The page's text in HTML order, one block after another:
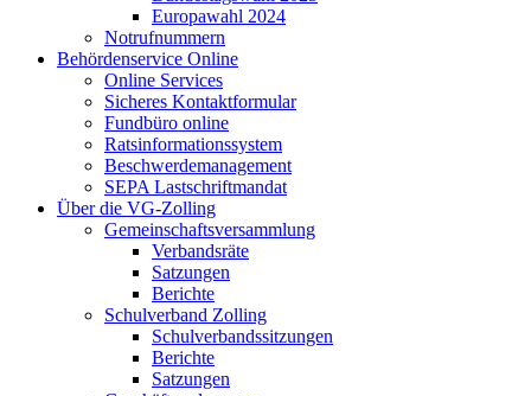
Europawahl 2024
Notrufnummern
Behördenservice Online
Online Services
Sicheres Kontaktformular
Fundbüro online
Ratsinformationssystem
Beschwerdemanagement
SEPA Lastschriftmandat
Über die VG-Zolling
Gemeinschaftsversammlung
Verbandsräte
Satzungen
Berichte
Schulverband Zolling
Schulverbandssitzungen
Berichte
Satzungen